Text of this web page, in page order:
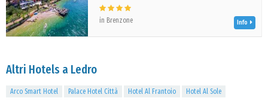
in Brenzone Info
Altri Hotels a Ledro
Arco Smart Hotel Palace Hotel Città Hotel Al Frantoio
Hotel Al Sole